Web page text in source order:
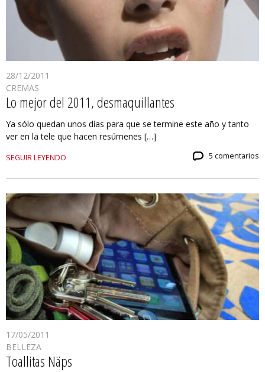
28/12/2011
CREMAS
Lo mejor del 2011, desmaquillantes
Ya sólo quedan unos días para que se termine este año y tanto
ver en la tele que hacen resúmenes […]
SEGUIR LEYENDO 5 comentarios
17/05/2011
BELLEZA
Toallitas Näps